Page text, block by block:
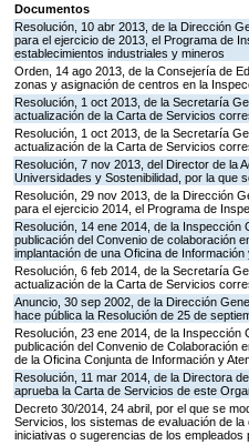
Documentos
Resolución, 10 abr 2013, de la Dirección
para el ejercicio de 2013, el Programa de
establecimientos industriales y mineros
Orden, 14 ago 2013, de la Consejería de
zonas y asignación de centros en la
Resolución, 1 oct 2013, de la Secretaría
actualización de la Carta de Servicios
Resolución, 1 oct 2013, de la Secretaría
actualización de la Carta de Servicios
Resolución, 7 nov 2013, del Director de la
Universidades y Sostenibilidad, por la que
Resolución, 29 nov 2013, de la Dirección
para el ejercicio 2014, el Programa de
Resolución, 14 ene 2014, de la
publicación del Convenio de colaboración
implantación de una Oficina de Información
Resolución, 6 feb 2014, de la Secretaría
actualización de la Carta de Servicios
Anuncio, 30 sep 2002, de la Dirección
hace pública la Resolución de 25 de
Resolución, 23 ene 2014, de la
publicación del Convenio de Colaboración
de la Oficina Conjunta de Información y
Resolución, 11 mar 2014, de la Directora
aprueba la Carta de Servicios de este
Decreto 30/2014, 24 abril, por el que se
Servicios, los sistemas de evaluación de
iniciativas o sugerencias de los empleados